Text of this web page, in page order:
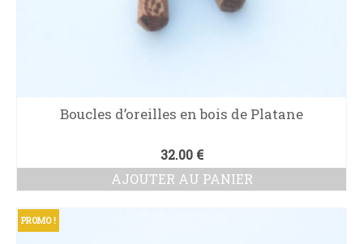
Boucles d’oreilles en bois de Platane
32.00 €
AJOUTER AU PANIER
PROMO !